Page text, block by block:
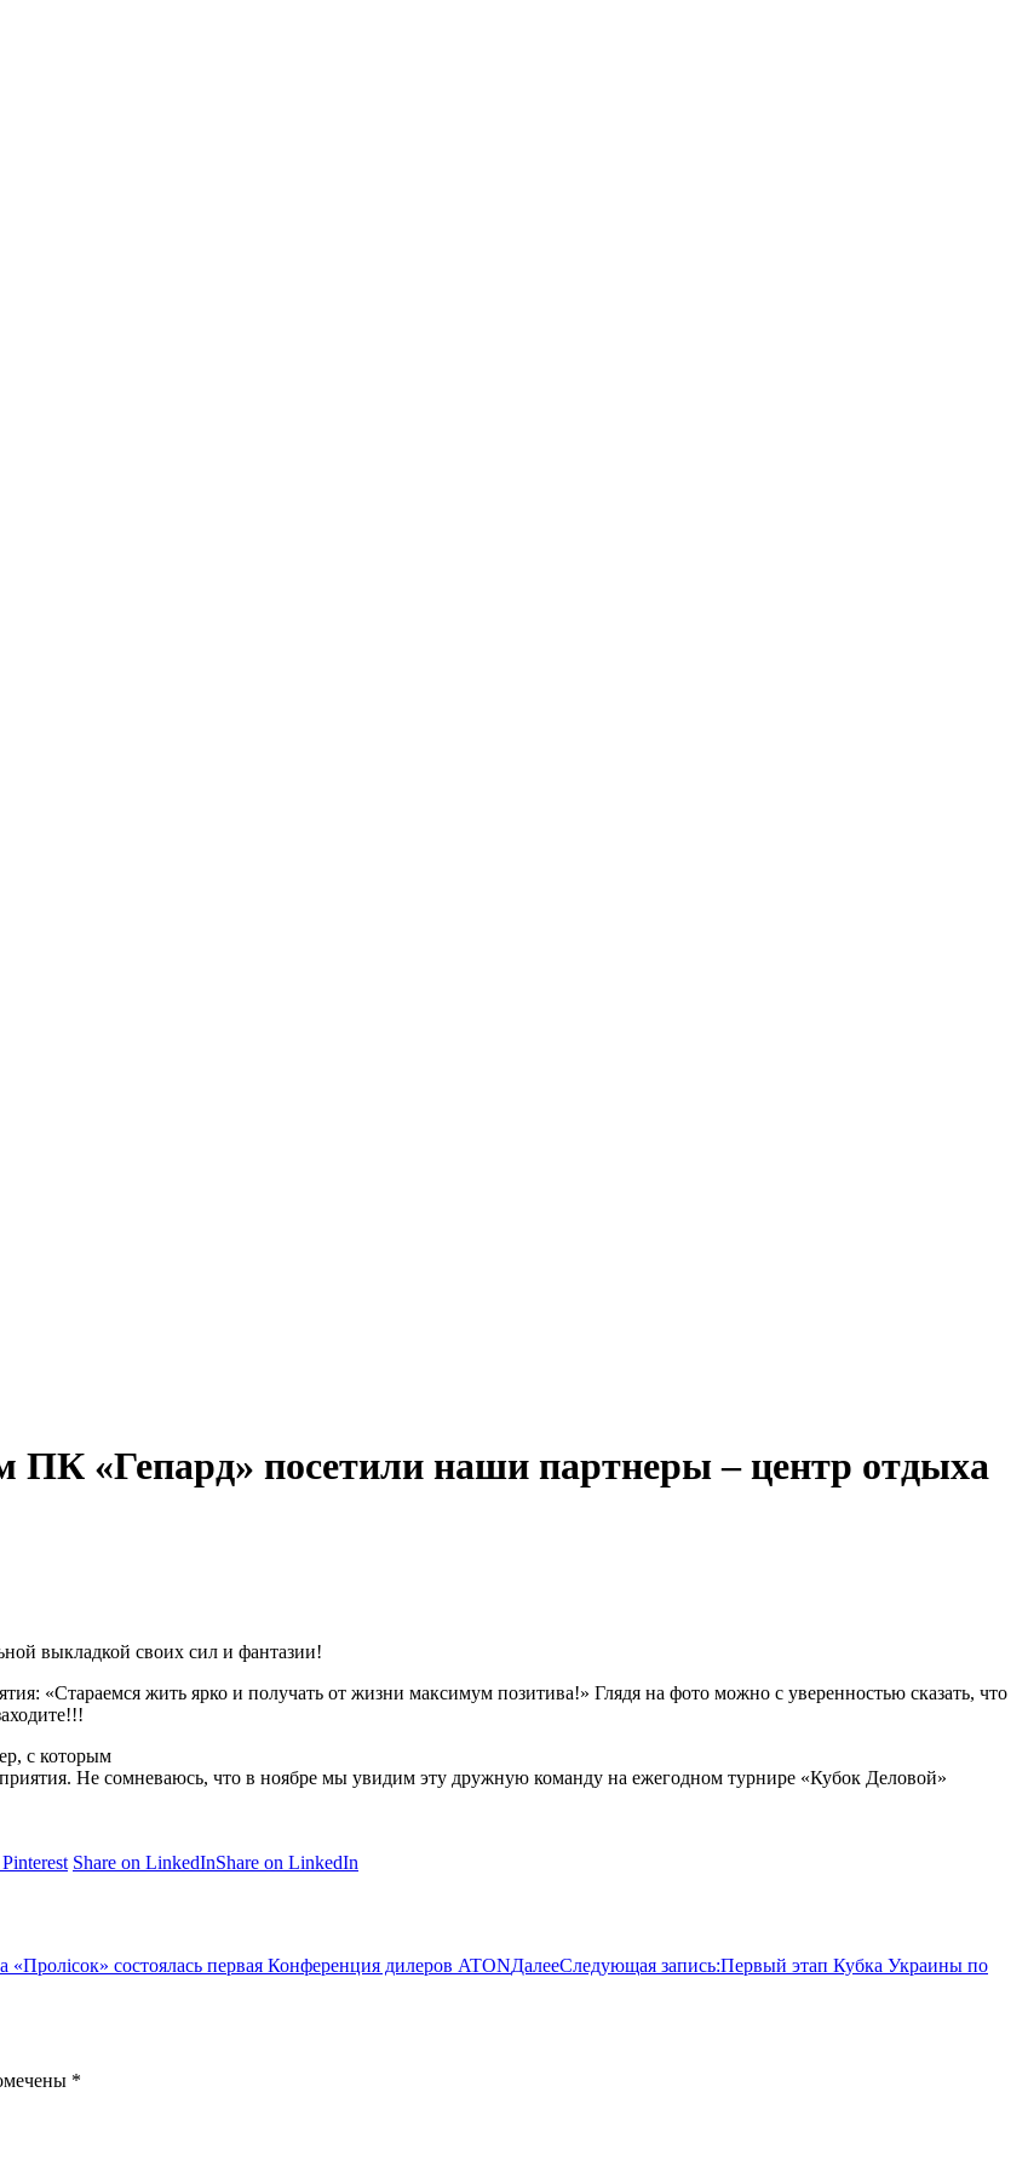
ПК «Гепард» посетили наши партнеры – центр отдыха
выкладкой своих сил и фантазии!
«Стараемся жить ярко и получать от жизни максимум позитива!» Глядя на фото можно с уверенностью сказать, что
с которым
Не сомневаюсь, что в ноябре мы увидим эту дружную команду на ежегодном турнире «Кубок Деловой»
Share on LinkedInShare on LinkedIn
«Пролісок» состоялась первая Конференция дилеров ATONДалееСледующая запись:Первый этап Кубка Украины по
*